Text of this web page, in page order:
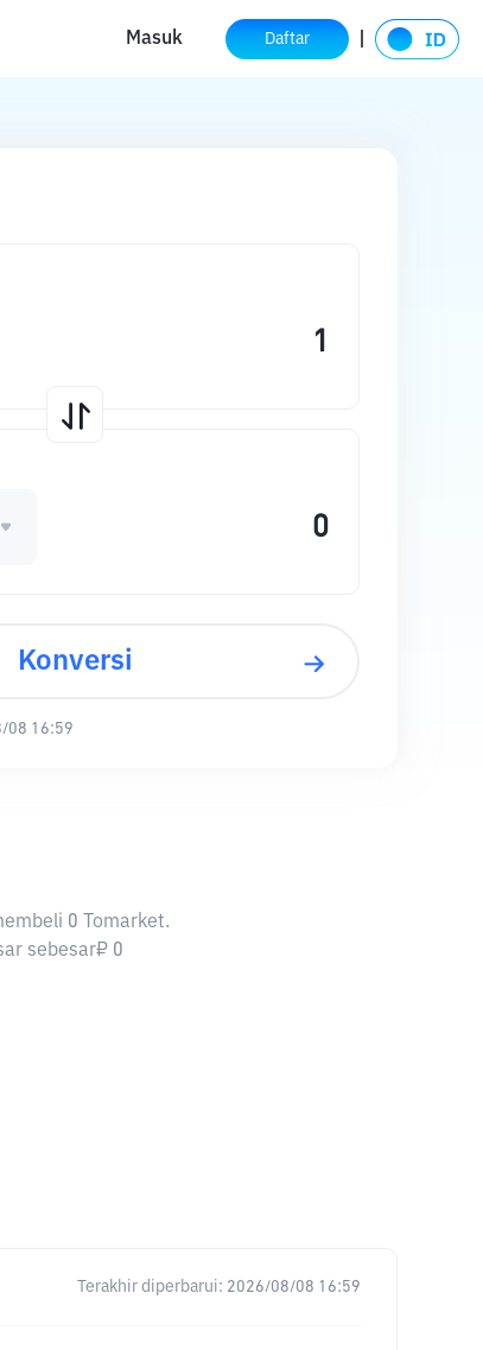
Masuk Daftar
Konversi
08 16:59
0 Tomarket.
sebesar₽ 0
Terakhir diperbarui: 2026/08/08 16:59